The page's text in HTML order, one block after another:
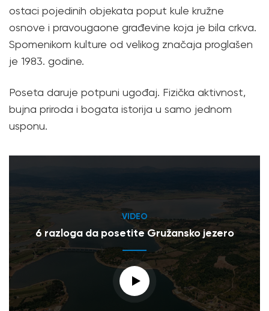
ostaci pojedinih objekata poput kule kružne
osnove i pravougaone građevine koja je bila crkva.
Spomenikom kulture od velikog značaja proglašen
je 1983. godine.
Poseta daruje potpuni ugođaj. Fizička aktivnost,
bujna priroda i bogata istorija u samo jednom
usponu.
VIDEO
6 razloga da posetite Gružansko jezero